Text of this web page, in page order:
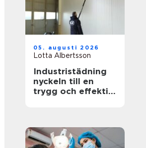
05. augusti 2026
Lotta Albertsson
Industristädning
nyckeln till en
trygg och effektiv